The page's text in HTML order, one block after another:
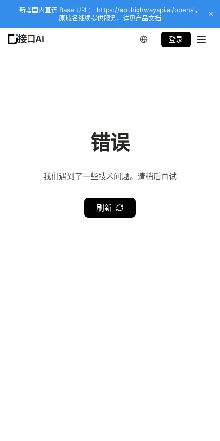
新增国内直连 Base URL： https://api.highwayapi.ai/openai，
原域名继续提供服务，详见产品文档
接口AI 登录
错误
我们遇到了一些技术问题。请稍后再试
刷新